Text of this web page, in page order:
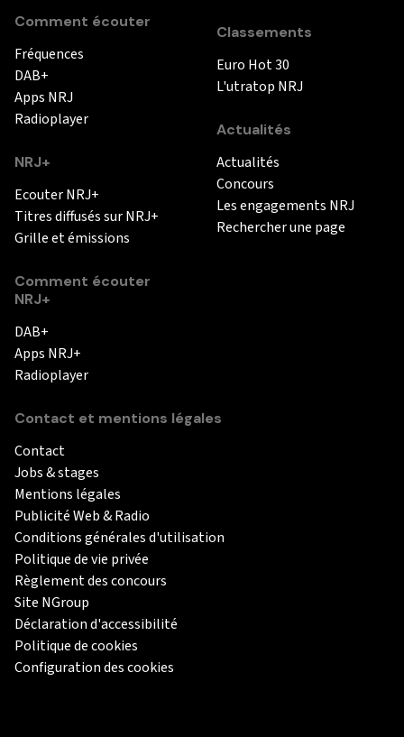
Comment écouter
Fréquences
DAB+
Apps NRJ
Radioplayer
NRJ+
Ecouter NRJ+
Titres diffusés sur NRJ+
Grille et émissions
Comment écouter
NRJ+
DAB+
Apps NRJ+
Radioplayer
Classements
Euro Hot 30
L'utratop NRJ
Actualités
Actualités
Concours
Les engagements NRJ
Rechercher une page
Contact et mentions légales
Contact
Jobs & stages
Mentions légales
Publicité Web & Radio
Conditions générales d'utilisation
Politique de vie privée
Règlement des concours
Site NGroup
Déclaration d'accessibilité
Politique de cookies
Configuration des cookies